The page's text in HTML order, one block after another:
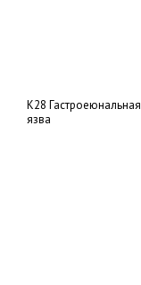
K28 Гастроеюнальная
язва